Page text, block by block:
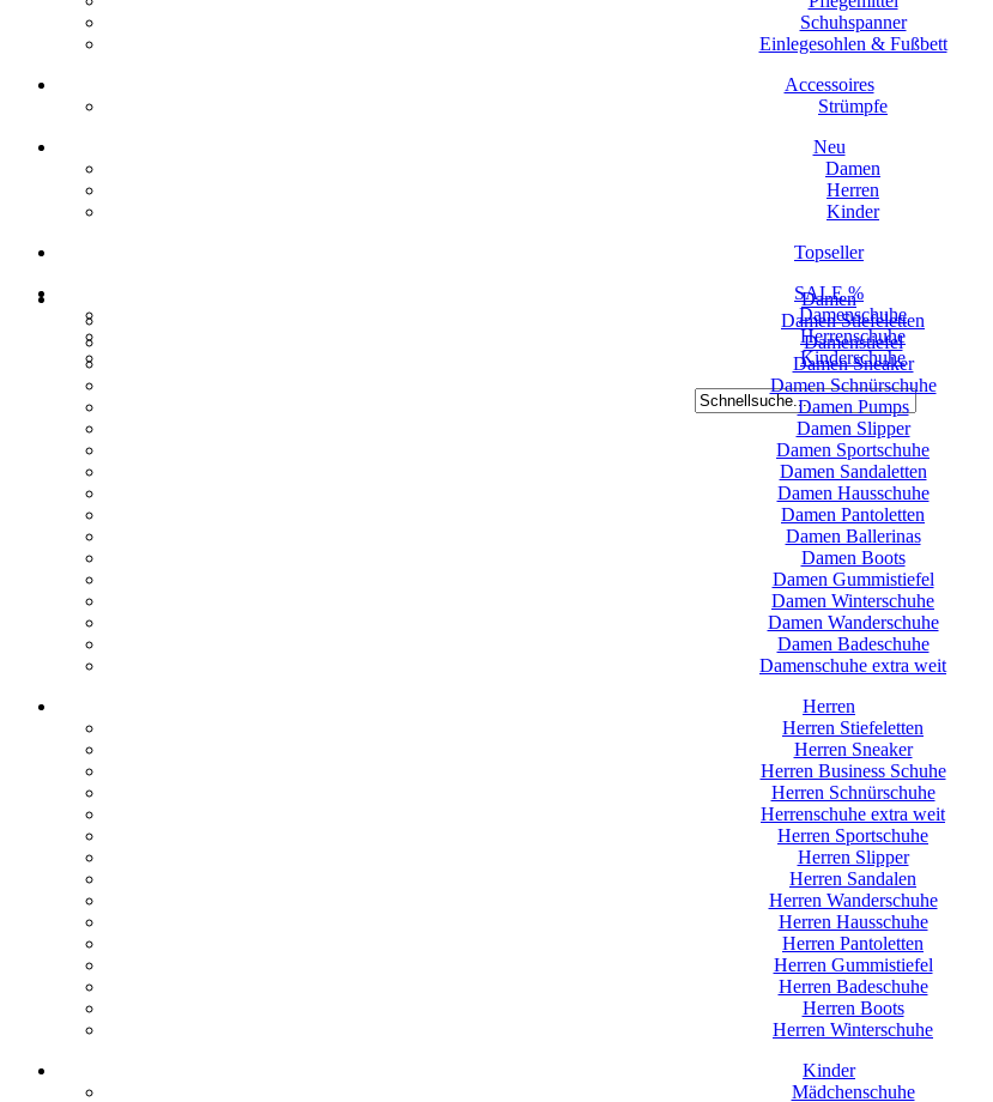
Schuhspanner
Einlegesohlen & Fußbett
Accessoires
Strümpfe
Neu
Damen
Herren
Kinder
Topseller
SALE %
Damenschuhe
Herrenschuhe
Kinderschuhe
Damen
Damen Stiefeletten
Damenstiefel
Damen Sneaker
Damen Schnürschuhe
Damen Pumps
Damen Slipper
Damen Sportschuhe
Damen Sandaletten
Damen Hausschuhe
Damen Pantoletten
Damen Ballerinas
Damen Boots
Damen Gummistiefel
Damen Winterschuhe
Damen Wanderschuhe
Damen Badeschuhe
Damenschuhe extra weit
Herren
Herren Stiefeletten
Herren Sneaker
Herren Business Schuhe
Herren Schnürschuhe
Herrenschuhe extra weit
Herren Sportschuhe
Herren Slipper
Herren Sandalen
Herren Wanderschuhe
Herren Hausschuhe
Herren Pantoletten
Herren Gummistiefel
Herren Badeschuhe
Herren Boots
Herren Winterschuhe
Kinder
Mädchenschuhe